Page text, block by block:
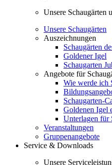
Unsere
Unsere Schaugärten
Auszeichnungen
Schaugärten
Goldener Igel
Schaugarten
Angebote für
Wie werde ich
Schaugarten-
Goldenen Igel
Unterlagen für
Veranstaltungen
Gruppenangebote
Service & Downloads
Unsere